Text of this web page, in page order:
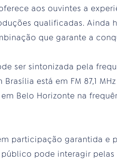
aos ouvintes a
qualificadas. Ainda
que garante a
ser sintonizada pela
Brasília está em FM 87,1
Belo Horizonte na
participação garantida e
público pode interagir